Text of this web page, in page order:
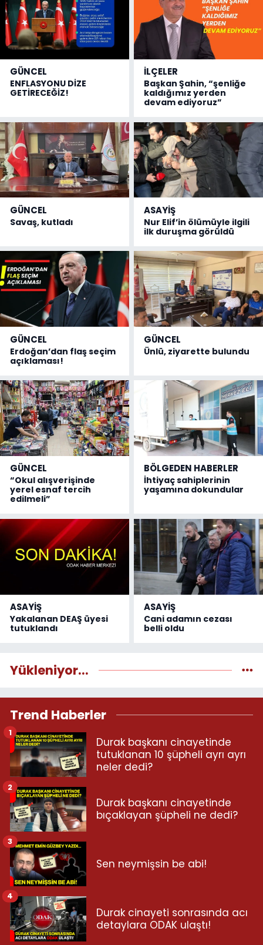
GÜNCEL
ENFLASYONU DİZE
GETİRECEĞİZ!
İLÇELER
Başkan Şahin, “şenliğe
kaldığımız yerden
devam ediyoruz”
GÜNCEL
Savaş, kutladı
ASAYİŞ
Nur Elif’in ölümüyle ilgili
ilk duruşma görüldü
GÜNCEL
Erdoğan’dan flaş seçim
açıklaması!
GÜNCEL
Ünlü, ziyarette bulundu
GÜNCEL
“Okul alışverişinde
yerel esnaf tercih
edilmeli”
BÖLGEDEN HABERLER
İhtiyaç sahiplerinin
yaşamına dokundular
ASAYİŞ
Yakalanan DEAŞ üyesi
tutuklandı
ASAYİŞ
Cani adamın cezası
belli oldu
Yükleniyor...
Trend Haberler
Durak başkanı cinayetinde
tutuklanan 10 şüpheli ayrı ayrı
neler dedi?
1
Durak başkanı cinayetinde
bıçaklayan şüpheli ne dedi?
2
Sen neymişsin be abi!
3
Durak cinayeti sonrasında acı
detaylara ODAK ulaştı!
4